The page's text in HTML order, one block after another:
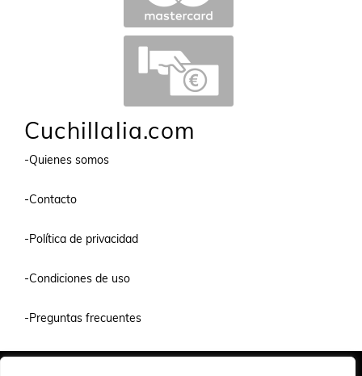
Cuchillalia.com
-Quienes somos
-Contacto
-Política de privacidad
-Condiciones de uso
-Preguntas frecuentes